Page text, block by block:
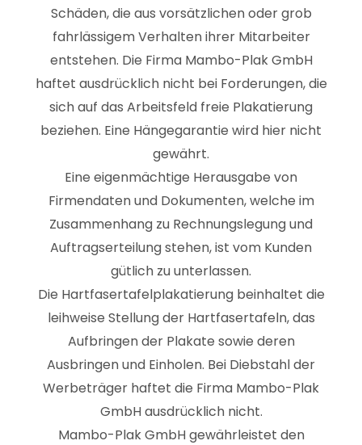
Schäden, die aus vorsätzlichen oder grob
fahrlässigem Verhalten ihrer Mitarbeiter
entstehen. Die Firma Mambo-Plak GmbH
haftet ausdrücklich nicht bei Forderungen, die
sich auf das Arbeitsfeld freie Plakatierung
beziehen. Eine Hängegarantie wird hier nicht
gewährt.
Eine eigenmächtige Herausgabe von
Firmendaten und Dokumenten, welche im
Zusammenhang zu Rechnungslegung und
Auftragserteilung stehen, ist vom Kunden
gütlich zu unterlassen.
Die Hartfasertafelplakatierung beinhaltet die
leihweise Stellung der Hartfasertafeln, das
Aufbringen der Plakate sowie deren
Ausbringen und Einholen. Bei Diebstahl der
Werbeträger haftet die Firma Mambo-Plak
GmbH ausdrücklich nicht.
Mambo-Plak GmbH gewährleistet den